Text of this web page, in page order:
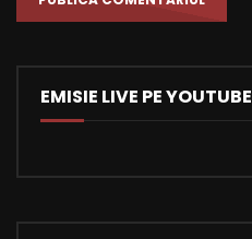
EMISIE LIVE PE YOUTUBE